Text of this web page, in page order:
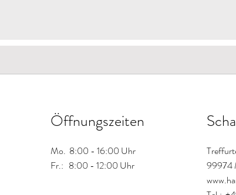
Öffnungszeiten
Mo. 8:00 - 16:00 Uhr
Fr.: 8:00 - 12:00 Uhr
99974